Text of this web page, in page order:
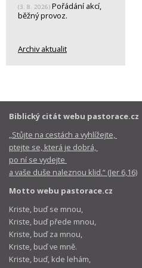
(3. 8. 2026) Pořádání akcí,
běžný provoz.
Archiv aktualit
Biblický citát webu pastorace.cz
„Stůjte na cestách a vyhlížejte,
ptejte se, která je dobrá,
po ní se vydejte
a vaše duše naleznou klid.“ (Jer 6,16)
Motto webu pastorace.cz
Kriste, buď se mnou,
Kriste, buď přede mnou,
Kriste, buď za mnou,
Kriste, buď ve mně.
Kriste, buď, kde lehám,